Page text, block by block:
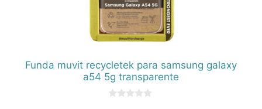
Funda muvit recycletek para samsung galaxy
a54 5g transparente